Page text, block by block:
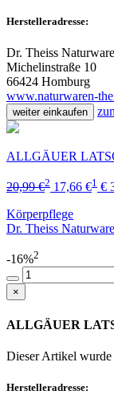
Herstelleradresse:
Dr. Theiss
Michelinstraße 10
66424 Homburg
www.naturwaren-
weiter einkaufen
ALLGÄUER
20,99 €2 17,66 €1 €
Körperpflege
Dr. Theiss
-16%2
×
ALLGÄUER
Dieser Artikel wurde
Herstelleradresse: